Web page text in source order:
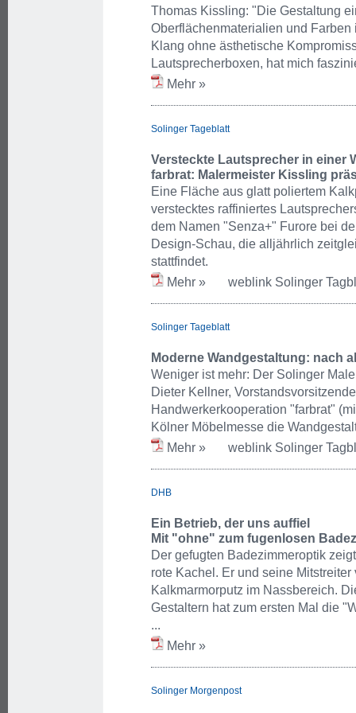
Thomas Kissling: "Die Gestaltung
Oberflächenmaterialien und
Klang ohne ästhetische
Lautsprecherboxen, hat mich
Mehr »
Solinger Tageblatt
Versteckte Lautsprecher in einer
farbrat: Malermeister Kissling
Eine Fläche aus glatt poliertem
verstecktes raffiniertes
dem Namen "Senza+" Furore bei
Design-Schau, die alljährlich
stattfindet.
Mehr »
weblink Solinger
Solinger Tageblatt
Moderne Wandgestaltung: nach
Weniger ist mehr: Der Solinger
Dieter Kellner,
Handwerkerkooperation "farbrat"
Kölner Möbelmesse die
Mehr »
weblink Solinger
DHB
Ein Betrieb, der uns auffiel
Mit "ohne" zum fugenlosen
Der gefugten Badezimmeroptik
rote Kachel. Er und seine
Kalkmarmorputz im Nassbereich.
Gestaltern hat zum ersten Mal die
...
Mehr »
Solinger Morgenpost